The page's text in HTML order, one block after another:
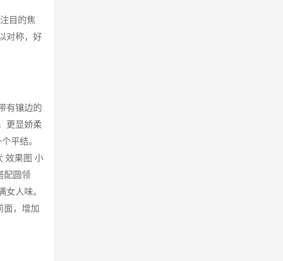
目的焦
对称，好
有镶边的
更显娇柔
平结。
效果图 小
配圆领
人味。
面，增加